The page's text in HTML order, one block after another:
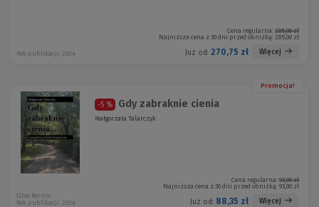
Cena regularna: 285,00 zł
Najniższa cena z 30 dni przed obniżką: 285,00 zł
Już od: 270,75 zł Więcej
Rok publikacji: 2024
Promocja!
-5 % Gdy zabraknie cienia
Małgorzata Talarczyk
Cena regularna: 93,00 zł
Najniższa cena z 30 dni przed obniżką: 93,00 zł
Już od: 88,35 zł Więcej
Silva Rerum
Rok publikacji: 2024